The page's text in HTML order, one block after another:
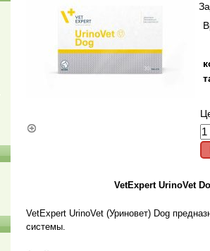
VetExpert UrinoVet
VetExpert UrinoVet (Уриновет) Dog
системы.